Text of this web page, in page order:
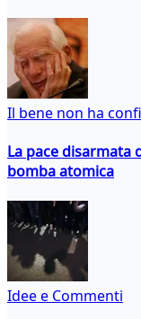
Il bene non ha
La pace disarmata
bomba atomica
Idee e Commenti